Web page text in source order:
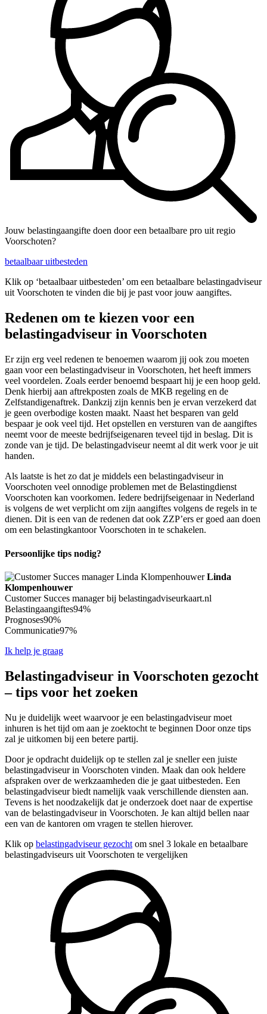
Jouw belastingaangifte doen door een betaalbare pro uit regio
Voorschoten?
betaalbaar uitbesteden
Klik op ‘betaalbaar uitbesteden’ om een betaalbare belastingadviseur
uit Voorschoten te vinden die bij je past voor jouw aangiftes.
Redenen om te kiezen voor een
belastingadviseur in Voorschoten
Er zijn erg veel redenen te benoemen waarom jij ook zou moeten
gaan voor een belastingadviseur in Voorschoten, het heeft immers
veel voordelen. Zoals eerder benoemd bespaart hij je een hoop geld.
Denk hierbij aan aftrekposten zoals de MKB regeling en de
Zelfstandigenaftrek. Dankzij zijn kennis ben je ervan verzekerd dat
je geen overbodige kosten maakt. Naast het besparen van geld
bespaar je ook veel tijd. Het opstellen en versturen van de aangiftes
neemt voor de meeste bedrijfseigenaren teveel tijd in beslag. Dit is
zonde van je tijd. De belastingadviseur neemt al dit werk voor je uit
handen.
Als laatste is het zo dat je middels een belastingadviseur in
Voorschoten veel onnodige problemen met de Belastingdienst
Voorschoten kan voorkomen. Iedere bedrijfseigenaar in Nederland
is volgens de wet verplicht om zijn aangiftes volgens de regels in te
dienen. Dit is een van de redenen dat ook ZZP’ers er goed aan doen
om een belastingkantoor Voorschoten in te schakelen.
Persoonlijke tips nodig?
Linda
Klompenhouwer
Customer Succes manager bij belastingadviseurkaart.nl
Belastingaangiftes94%
Prognoses90%
Communicatie97%
Ik help je graag
Belastingadviseur in Voorschoten gezocht
– tips voor het zoeken
Nu je duidelijk weet waarvoor je een belastingadviseur moet
inhuren is het tijd om aan je zoektocht te beginnen Door onze tips
zal je uitkomen bij een betere partij.
Door je opdracht duidelijk op te stellen zal je sneller een juiste
belastingadviseur in Voorschoten vinden. Maak dan ook heldere
afspraken over de werkzaamheden die je gaat uitbesteden. Een
belastingadviseur biedt namelijk vaak verschillende diensten aan.
Tevens is het noodzakelijk dat je onderzoek doet naar de expertise
van de belastingadviseur in Voorschoten. Je kan altijd bellen naar
een van de kantoren om vragen te stellen hierover.
Klik op belastingadviseur gezocht om snel 3 lokale en betaalbare
belastingadviseurs uit Voorschoten te vergelijken